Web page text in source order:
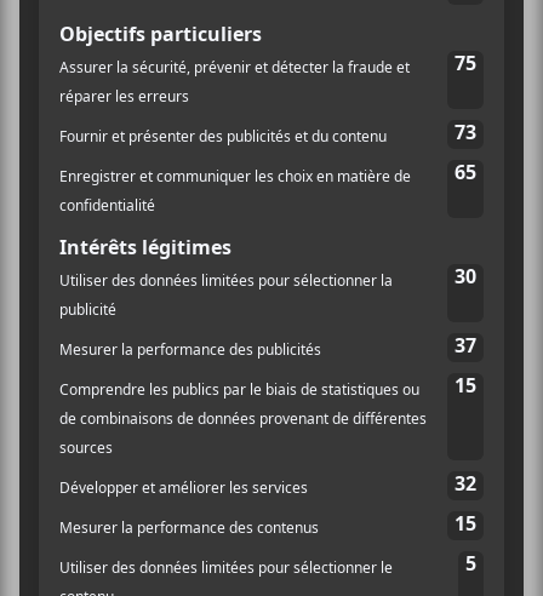
Map
Le Festif! de Baie-Saint-Paul 2022 – Jour 2 Kiwi Jr.
INSCRIPTION À L’INFOLETTRE